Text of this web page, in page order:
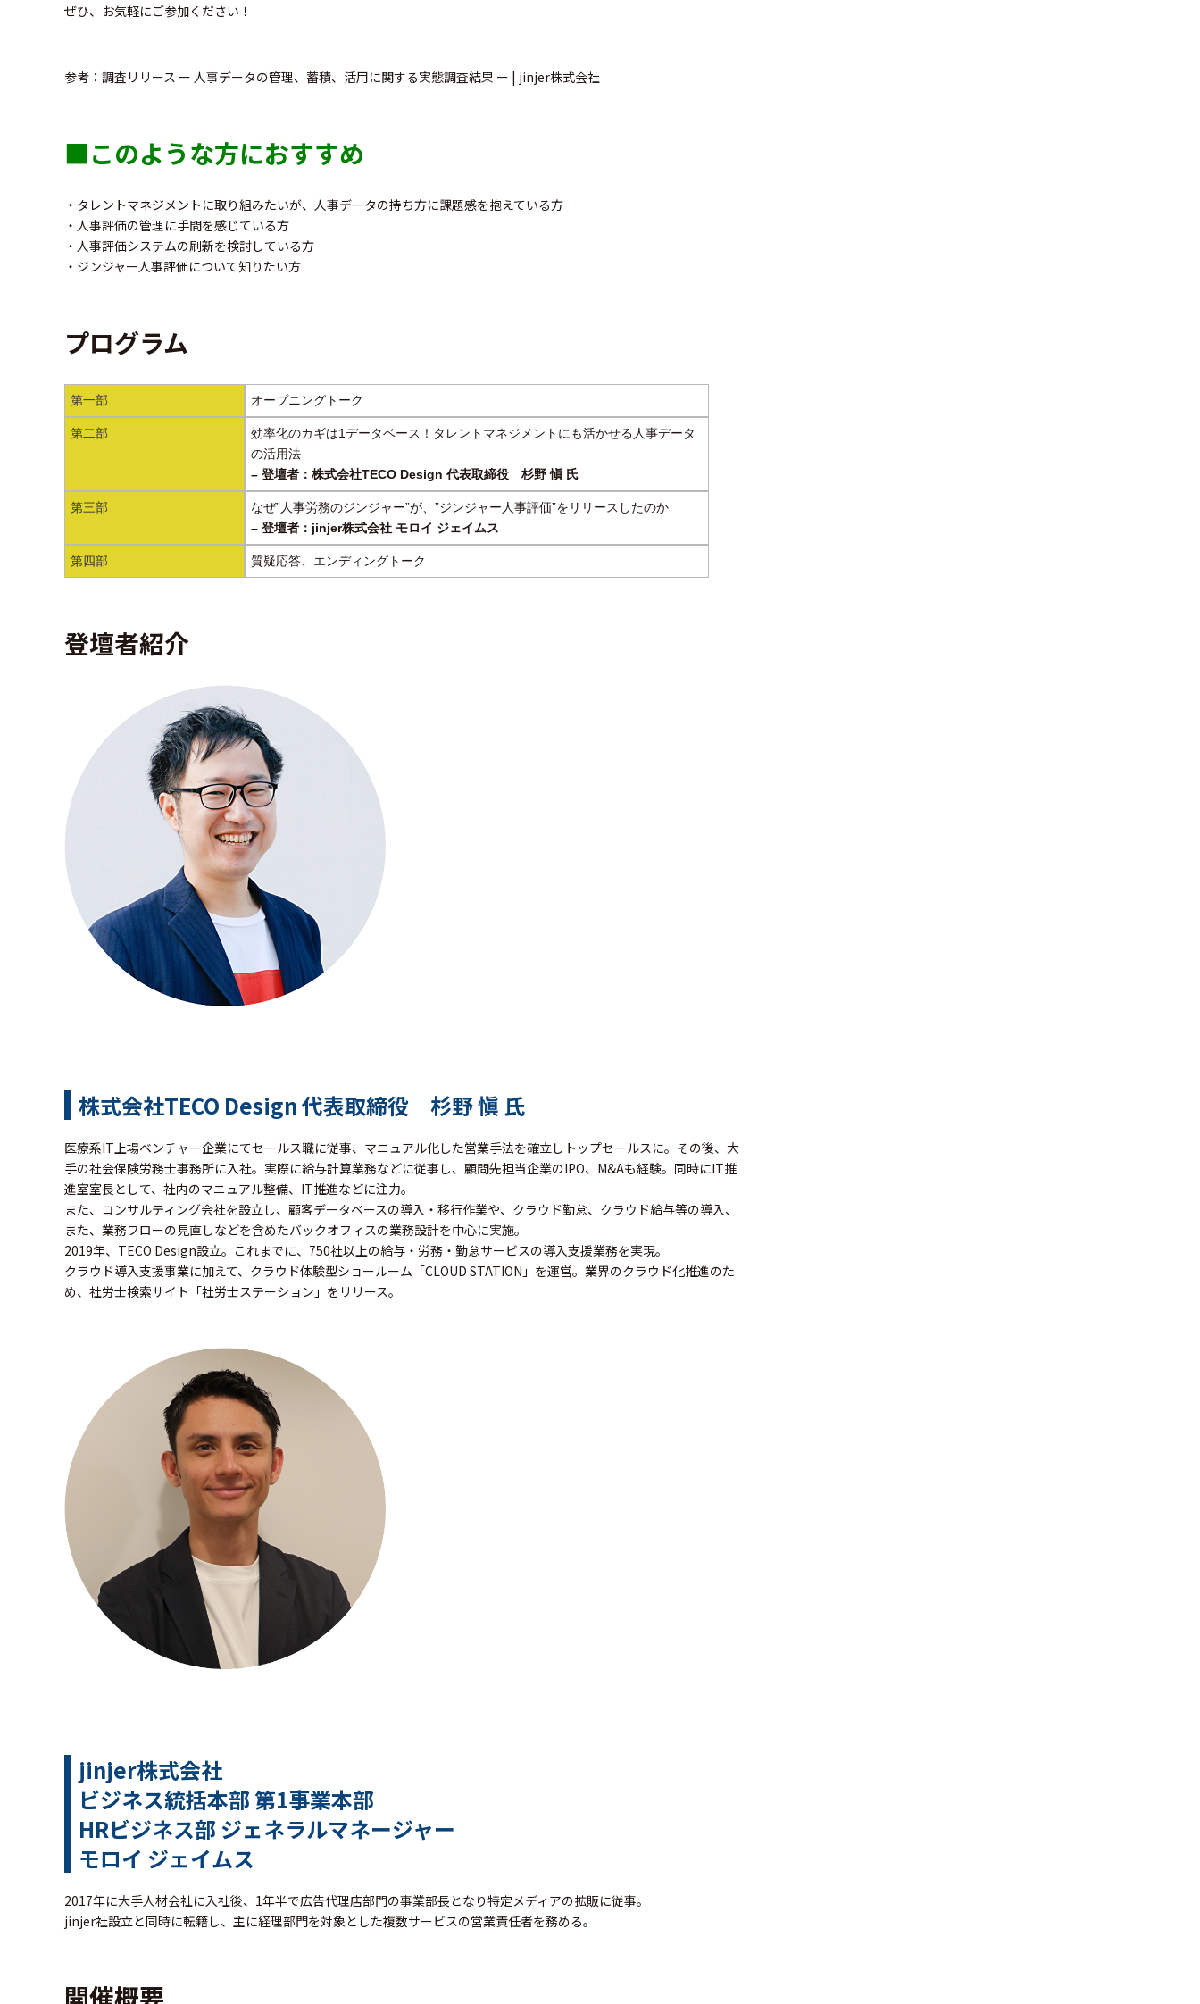
ぜひ、お気軽にご参加ください！
参考： 調査リリース ー 人事データの管理、蓄積、活用に関する実態調査結果 ー | jinjer株式会社
■このような方におすすめ
・タレントマネジメントに取り組みたいが、人事データの持ち方に課題感を抱えている方
・人事評価の管理に手間を感じている方
・人事評価システムの刷新を検討している方
・ジンジャー人事評価について知りたい方
プログラム
第一部 オープニングトーク
第二部
効率化のカギは1データベース！タレントマネジメントにも活かせる人事データ
の活用法
– 登壇者：株式会社TECO Design 代表取締役 杉野 愼 氏
第三部
なぜ”人事労務のジンジャー”が、”ジンジャー人事評価”をリリースしたのか
– 登壇者：jinjer株式会社 モロイ ジェイムス
第四部 質疑応答、エンディングトーク
登壇者紹介
株式会社TECO Design 代表取締役 杉野 愼 氏
医療系IT上場ベンチャー企業にてセールス職に従事、マニュアル化した営業手法を確立しトップセールスに。その後、大
手の社会保険労務士事務所に入社。実際に給与計算業務などに従事し、顧問先担当企業のIPO、M&Aも経験。同時にIT推
進室室長として、社内のマニュアル整備、IT推進などに注力。
また、コンサルティング会社を設立し、顧客データベースの導入・移行作業や、クラウド勤怠、クラウド給与等の導入、
また、業務フローの見直しなどを含めたバックオフィスの業務設計を中心に実施。
2019年、TECO Design設立。これまでに、750社以上の給与・労務・勤怠サービスの導入支援業務を実現。
クラウド導入支援事業に加えて、クラウド体験型ショールーム「CLOUD STATION」を運営。業界のクラウド化推進のた
め、社労士検索サイト「社労士ステーション」をリリース。
jinjer株式会社
ビジネス統括本部 第1事業本部
HRビジネス部 ジェネラルマネージャー
モロイ ジェイムス
2017年に大手人材会社に入社後、1年半で広告代理店部門の事業部長となり特定メディアの拡販に従事。
jinjer社設立と同時に転籍し、主に経理部門を対象とした複数サービスの営業責任者を務める。